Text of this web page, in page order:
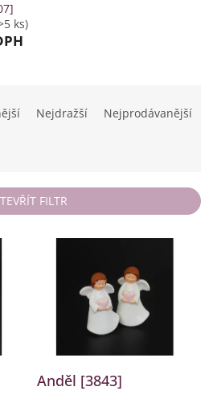
ks)
Nejdražší Nejprodávanější
FILTR
Anděl [3843]